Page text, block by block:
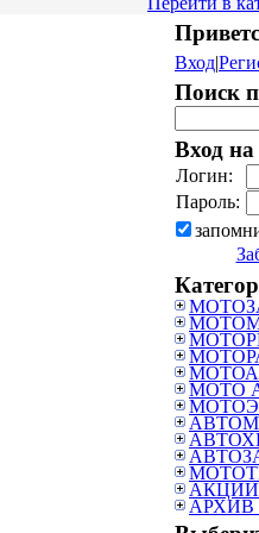
Вход|
Поиск
Вход на
Логин:
Пароль:
МОТО
АРХИВ